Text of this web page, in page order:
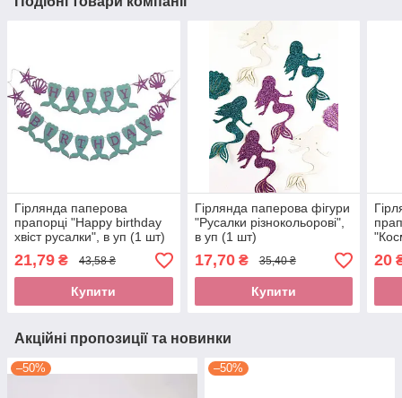
Гірлянда паперова
прапорці "Нappy birthday
хвіст русалки", в уп (1 шт)
21,79 ₴ 43,58 ₴
Купити
Гірлянда паперова фігури
"Русалки різнокольорові",
в уп (1 шт)
17,70₴ 35,40 ₴
Купити
уп
20
Акційні пропозиції та новинки
–50% –50%